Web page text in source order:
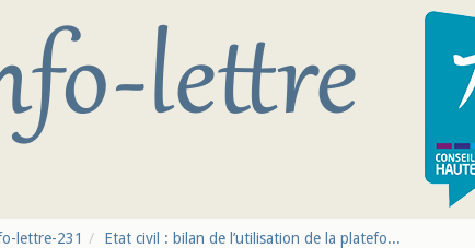
lettre-231 Etat civil : bilan de l’utilisation de la platefo...